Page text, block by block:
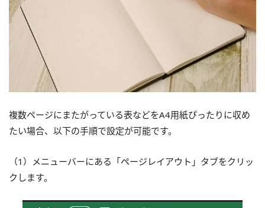
複数ページにまたがっている表などをA4用紙ぴったりに収め
たい場合、以下の手順で設定が可能です。
（1）メニューバーにある「ページレイアウト」タブをクリッ
クします。